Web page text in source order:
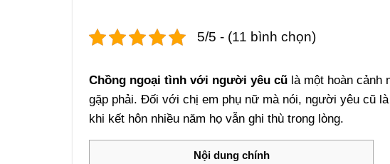
5/5 - (11 bình chọn)
Chồng ngoại tình với người yêu cũ là một hoàn cảnh
gặp phải. Đối với chị em phụ nữ mà nói, người yêu cũ
khi kết hôn nhiều năm họ vẫn ghi thù trong lòng.
Nội dung chính